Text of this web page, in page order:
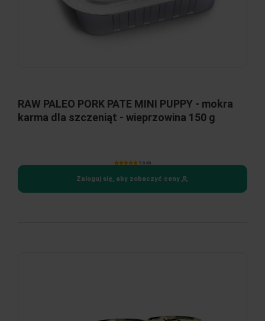
RAW PALEO PORK PATE MINI PUPPY - mokra
karma dla szczeniąt - wieprzowina 150 g
5.0 (6)
Zaloguj się, aby zobaczyć ceny